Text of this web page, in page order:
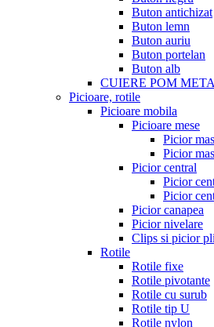
Buton antichizat
Buton lemn
Buton auriu
Buton portelan
Buton alb
CUIERE POM
Picioare, rotile
Picioare mobila
Picioare mese
Picior
Picior
Picior central
Picior
Picior
Picior canapea
Picior nivelare
Clips si picior
Rotile
Rotile fixe
Rotile pivotante
Rotile cu surub
Rotile tip U
Rotile nylon